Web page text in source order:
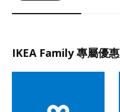
IKEA Family 專屬優惠